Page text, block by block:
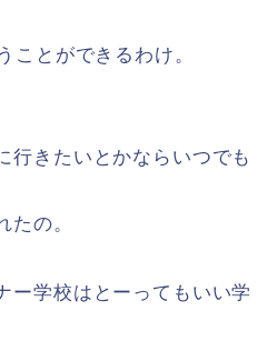
ことができるわけ。
行きたいとかならいつでも
たの。
ー学校はとーってもいい学